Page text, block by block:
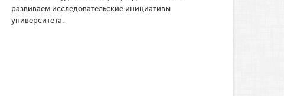
развиваем исследовательские инициативы
университета.